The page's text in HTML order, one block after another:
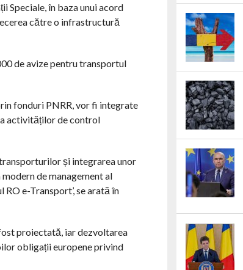
Speciale, în baza unui acord
către o infrastructură
de avize pentru transportul
fonduri PNRR, vor fi integrate
activităților de control
și integrarea unor
de management al
e-Transport’, se arată în
proiectată, iar dezvoltarea
obligații europene privind